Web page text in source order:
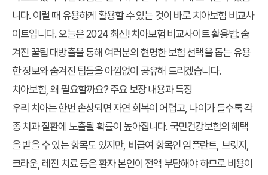
니다. 이럴 때 유용하게 활용할 수 있는 것이 바로 치아보험 비교사
이트입니다. 오늘은2024 최신! 치아보험 비교사이트 활용법: 숨
겨진 꿀팁 대방출을 통해 여러분의 현명한 보험 선택을 돕는 유용
한 정보와 숨겨진 팁들을 아낌없이 공유해 드리겠습니다.
치아보험, 왜 필요할까요? 주요 보장 내용과 특징
우리 치아는 한번 손상되면 자연 회복이 어렵고, 나이가 들수록 각
종 치과 질환에 노출될 확률이 높아집니다. 국민건강보험의 혜택
을 받을 수 있는 항목도 있지만, 비급여 항목인 임플란트, 브릿지,
크라운, 레진 치료 등은 환자 본인이 전액 부담해야 하므로 비용이